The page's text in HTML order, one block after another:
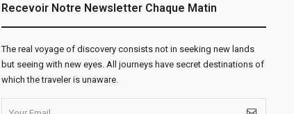
Recevoir Notre Newsletter Chaque Matin
The real voyage of discovery consists not in seeking new lands
but seeing with new eyes. All journeys have secret destinations of
which the traveler is unaware.